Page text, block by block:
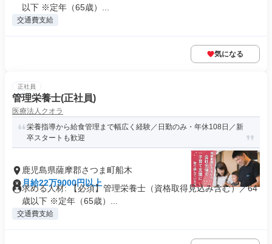
以下 ※定年（65歳）...
交通費支給
気になる
正社員
管理栄養士(正社員)
医療法人クオラ
栄養指導から給食管理まで幅広く経験／日勤のみ・年休108日／新
卒スタートも歓迎
鹿児島県薩摩郡さつま町船木
月給22万9000円以上
求める人材: 【必須】管理栄養士（資格取得見込み含む）／64
歳以下 ※定年（65歳）...
交通費支給